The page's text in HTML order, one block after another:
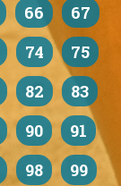
66
67
74
75
82
83
90
91
98
99